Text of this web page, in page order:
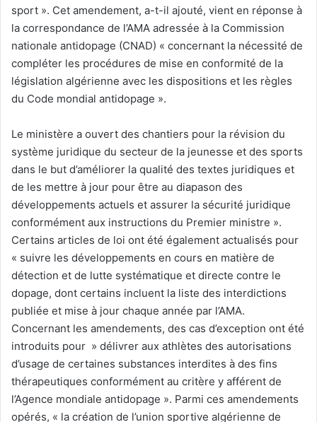
sport ». Cet amendement, a-t-il ajouté, vient en réponse à
la correspondance de l’AMA adressée à la Commission
nationale antidopage (CNAD) « concernant la nécessité de
compléter les procédures de mise en conformité de la
législation algérienne avec les dispositions et les règles
du Code mondial antidopage ».
Le ministère a ouvert des chantiers pour la révision du
système juridique du secteur de la jeunesse et des sports
dans le but d’améliorer la qualité des textes juridiques et
de les mettre à jour pour être au diapason des
développements actuels et assurer la sécurité juridique
conformément aux instructions du Premier ministre ».
Certains articles de loi ont été également actualisés pour
« suivre les développements en cours en matière de
détection et de lutte systématique et directe contre le
dopage, dont certains incluent la liste des interdictions
publiée et mise à jour chaque année par l’AMA.
Concernant les amendements, des cas d’exception ont été
introduits pour » délivrer aux athlètes des autorisations
d’usage de certaines substances interdites à des fins
thérapeutiques conformément au critère y afférent de
l’Agence mondiale antidopage ». Parmi ces amendements
opérés, « la création de l’union sportive algérienne de